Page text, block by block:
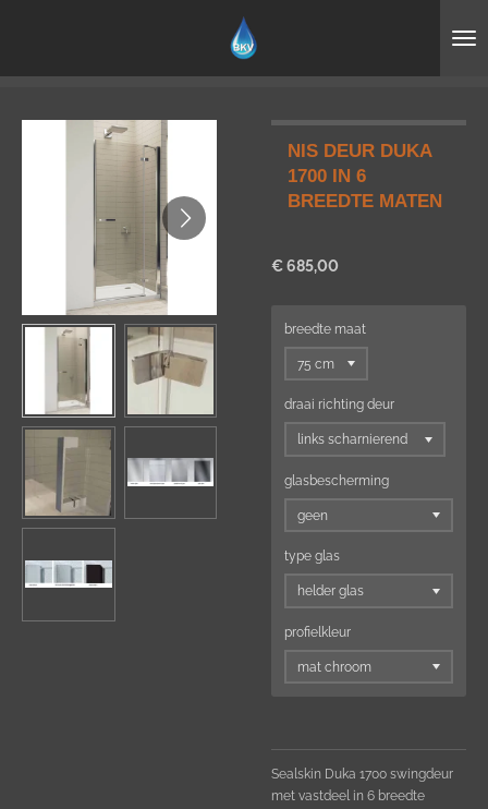
NIS DEUR DUKA
1700 IN 6
BREEDTE MATEN
€ 685,00
breedte maat
draai richting deur
glasbescherming
type glas
profielkleur
Sealskin Duka 1700 swingdeur
met vastdeel in 6 breedte